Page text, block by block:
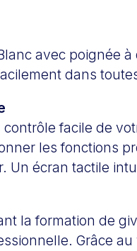
avec poignée
dans
contrôle facile de
les fonctions
Un écran tactile
la formation de
Grâce